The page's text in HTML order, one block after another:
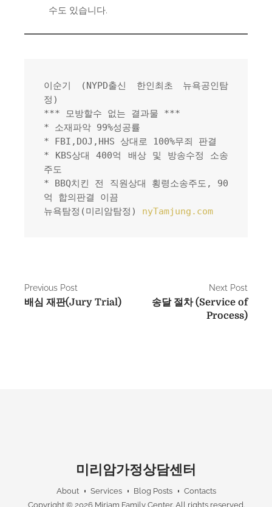
수도 있습니다.
이순기 (NYPD출신 한인최초 뉴욕공인탐
정)
*** 모방할수 없는 결과물 ***
* 소재파악 99%성공률
* FBI,DOJ,HHS 상대로 100%무죄 판결
* KBS상대 400억 배상 및 방송수정 소송
주도
* BBQ치킨 전 직원상대 횡령소송주도, 90
억 합의판결 이끔
뉴욕탐정(미리암탐정) nyTamjung.com
P
o
Previous Post
배심 재판(Jury Trial)
Next Post
송달 절차 (Service of
Process)
미리암가정상담센터
About Services Blog Posts
Contacts
Copyright © 2026 Miriam Family Center. All rights reserved.